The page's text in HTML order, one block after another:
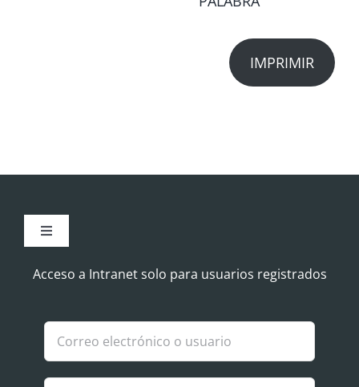
IMPRIMIR
Toggle
Aviso Legal
Política de Cookies
Política de privacidad
Acceso a Intranet solo para usuarios registrados